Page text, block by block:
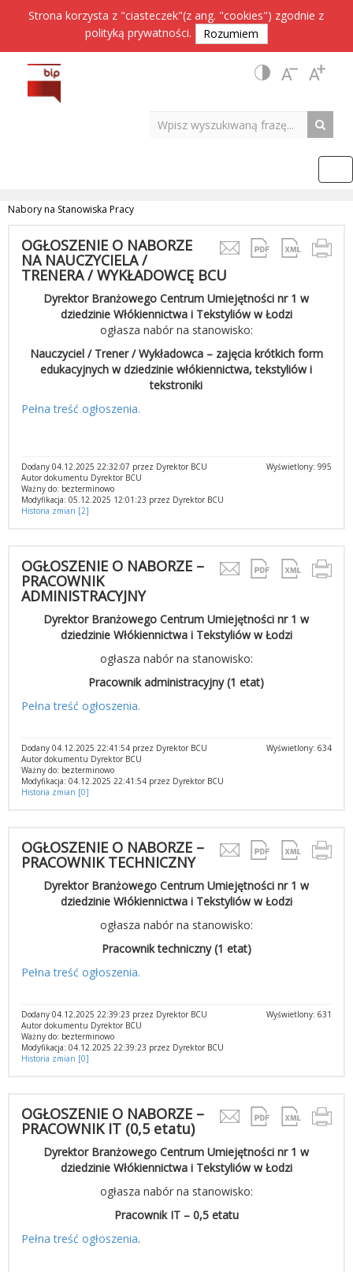
Strona korzysta z "ciasteczek"(z ang. "cookies") zgodnie z
polityką prywatności. Rozumiem
Nabory na Stanowiska Pracy
OGŁOSZENIE O NABORZE
NA NAUCZYCIELA /
TRENERA / WYKŁADOWCĘ BCU
Dyrektor Branżowego Centrum Umiejętności nr 1w
dziedzinie Włókiennictwa i Tekstyliów w Łodzi
ogłasza nabór na stanowisko:
Nauczyciel / Trener / Wykładowca – zajęcia krótkich form
edukacyjnych w dziedzinie włókiennictwa, tekstyliów i
tekstroniki
Pełna treść ogłoszenia.
Wyświetlony: 995
Dodany 04.12.2025 22:32:07 przez Dyrektor BCU
Autor dokumentu Dyrektor BCU
Ważny do: bezterminowo
Modyfikacja: 05.12.2025 12:01:23 przez Dyrektor BCU
Historia zmian [2]
OGŁOSZENIE O NABORZE –
PRACOWNIK
ADMINISTRACYJNY
Dyrektor Branżowego Centrum Umiejętności nr 1 w
dziedzinie Włókiennictwa i Tekstyliów w Łodzi
ogłasza nabór na stanowisko:
Pracownik administracyjny (1 etat)
Pełna treść ogłoszenia.
Wyświetlony: 634
Dodany 04.12.2025 22:41:54 przez Dyrektor BCU
Autor dokumentu Dyrektor BCU
Ważny do: bezterminowo
Modyfikacja: 04.12.2025 22:41:54 przez Dyrektor BCU
Historia zmian [0]
OGŁOSZENIE O NABORZE –
PRACOWNIK TECHNICZNY
Dyrektor Branżowego Centrum Umiejętności nr 1 w
dziedzinie Włókiennictwa i Tekstyliów w Łodzi
ogłasza nabór na stanowisko:
Pracownik techniczny (1 etat)
Pełna treść ogłoszenia.
Wyświetlony: 631
Dodany 04.12.2025 22:39:23 przez Dyrektor BCU
Autor dokumentu Dyrektor BCU
Ważny do: bezterminowo
Modyfikacja: 04.12.2025 22:39:23 przez Dyrektor BCU
Historia zmian [0]
OGŁOSZENIE O NABORZE –
PRACOWNIK IT (0,5 etatu)
Dyrektor Branżowego Centrum Umiejętności nr 1 w
dziedzinie Włókiennictwa i Tekstyliów w Łodzi
ogłasza nabór na stanowisko:
Pracownik IT – 0,5 etatu
Pełna treść ogłoszenia.